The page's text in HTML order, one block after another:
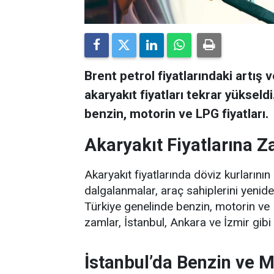
Brent petrol fiyatlarındaki artış
akaryakıt fiyatları tekrar
benzin, motorin ve LPG fiyatları.
Akaryakıt Fiyatlarına
Akaryakıt fiyatlarında döviz
dalgalanmalar, araç sahiplerini
Türkiye genelinde benzin, motorin ve
zamlar, İstanbul, Ankara ve İzmir
İstanbul’da Benzin ve